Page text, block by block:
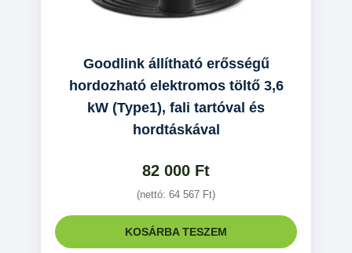
Goodlink állítható erősségű
hordozható elektromos töltő 3,6
kW (Type1), fali tartóval és
hordtáskával
82 000 Ft
(nettó: 64 567 Ft)
KOSÁRBA TESZEM